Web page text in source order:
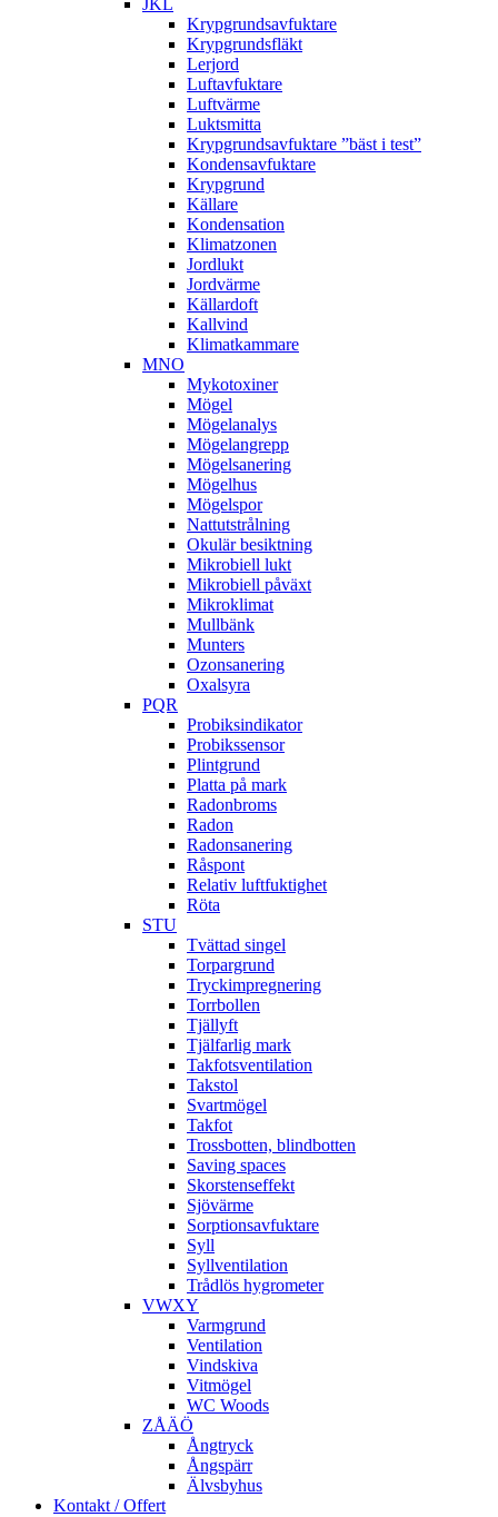
JKL
Krypgrundsavfuktare
Krypgrundsfläkt
Lerjord
Luftavfuktare
Luftvärme
Luktsmitta
Krypgrundsavfuktare ”bäst i test”
Kondensavfuktare
Krypgrund
Källare
Kondensation
Klimatzonen
Jordlukt
Jordvärme
Källardoft
Kallvind
Klimatkammare
MNO
Mykotoxiner
Mögel
Mögelanalys
Mögelangrepp
Mögelsanering
Mögelhus
Mögelspor
Nattutstrålning
Okulär besiktning
Mikrobiell lukt
Mikrobiell påväxt
Mikroklimat
Mullbänk
Munters
Ozonsanering
Oxalsyra
PQR
Probiksindikator
Probikssensor
Plintgrund
Platta på mark
Radonbroms
Radon
Radonsanering
Råspont
Relativ luftfuktighet
Röta
STU
Tvättad singel
Torpargrund
Tryckimpregnering
Torrbollen
Tjällyft
Tjälfarlig mark
Takfotsventilation
Takstol
Svartmögel
Takfot
Trossbotten, blindbotten
Saving spaces
Skorstenseffekt
Sjövärme
Sorptionsavfuktare
Syll
Syllventilation
Trådlös hygrometer
VWXY
Varmgrund
Ventilation
Vindskiva
Vitmögel
WC Woods
ZÅÄÖ
Ångtryck
Ångspärr
Älvsbyhus
Kontakt / Offert